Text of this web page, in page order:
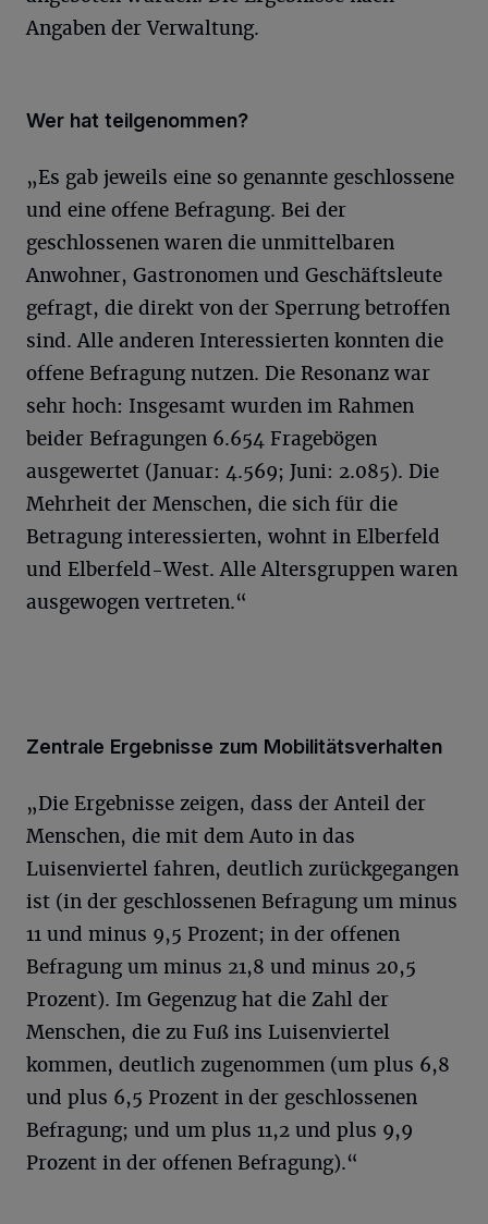
Angaben der Verwaltung.
Wer hat teilgenommen?
„Es gab jeweils eine so genannte geschlossene
und eine offene Befragung. Bei der
geschlossenen waren die unmittelbaren
Anwohner, Gastronomen und Geschäftsleute
gefragt, die direkt von der Sperrung betroffen
sind. Alle anderen Interessierten konnten die
offene Befragung nutzen. Die Resonanz war
sehr hoch: Insgesamt wurden im Rahmen
beider Befragungen 6.654 Fragebögen
ausgewertet (Januar: 4.569; Juni: 2.085). Die
Mehrheit der Menschen, die sich für die
Betragung interessierten, wohnt in Elberfeld
und Elberfeld-West. Alle Altersgruppen waren
ausgewogen vertreten.“
Zentrale Ergebnisse zum Mobilitätsverhalten
„Die Ergebnisse zeigen, dass der Anteil der
Menschen, die mit dem Auto in das
Luisenviertel fahren, deutlich zurückgegangen
ist (in der geschlossenen Befragung um minus
11 und minus 9,5 Prozent; in der offenen
Befragung um minus 21,8 und minus 20,5
Prozent). Im Gegenzug hat die Zahl der
Menschen, die zu Fuß ins Luisenviertel
kommen, deutlich zugenommen (um plus 6,8
und plus 6,5 Prozent in der geschlossenen
Befragung; und um plus 11,2 und plus 9,9
Prozent in der offenen Befragung).“